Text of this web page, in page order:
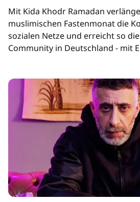
Mit Kida Khodr Ramadan
muslimischen Fastenmonat die
sozialen Netze und erreicht so
Community in Deutschland - mit